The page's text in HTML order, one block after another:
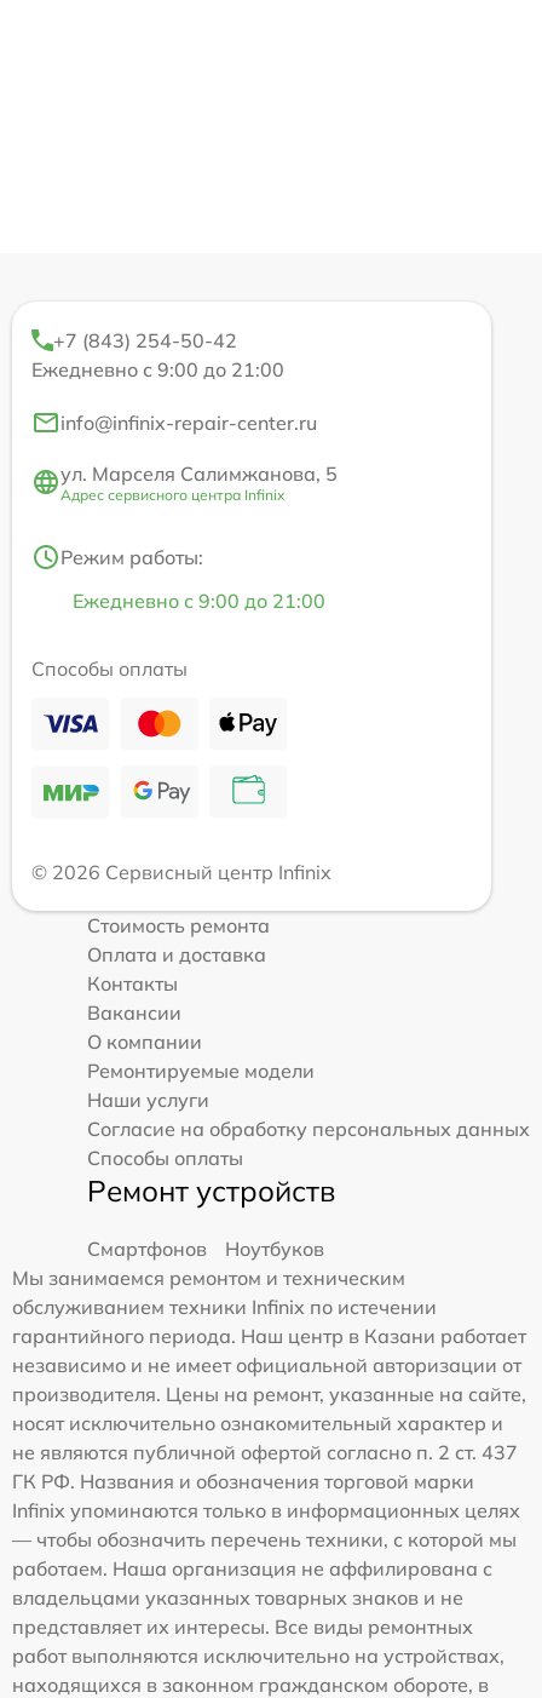
+7 (843) 254-50-42
Ежедневно с 9:00 до 21:00
info@infinix-repair-center.ru
ул. Марселя Салимжанова, 5
Адрес сервисного центра Infinix
Режим работы:
Ежедневно с 9:00 до 21:00
Способы оплаты
© 2026 Сервисный центр Infinix
Стоимость ремонта
Оплата и доставка
Контакты
Вакансии
О компании
Ремонтируемые модели
Наши услуги
Согласие на обработку персональных данных
Способы оплаты
Ремонт устройств
Смартфонов
Ноутбуков
Мы занимаемся ремонтом и техническим
обслуживанием техники Infinix по истечении
гарантийного периода. Наш центр в Казани работает
независимо и не имеет официальной авторизации от
производителя. Цены на ремонт, указанные на сайте,
носят исключительно ознакомительный характер и
не являются публичной офертой согласно п. 2 ст. 437
ГК РФ. Названия и обозначения торговой марки
Infinix упоминаются только в информационных целях
— чтобы обозначить перечень техники, с которой мы
работаем. Наша организация не аффилирована с
владельцами указанных товарных знаков и не
представляет их интересы. Все виды ремонтных
работ выполняются исключительно на устройствах,
находящихся в законном гражданском обороте, в